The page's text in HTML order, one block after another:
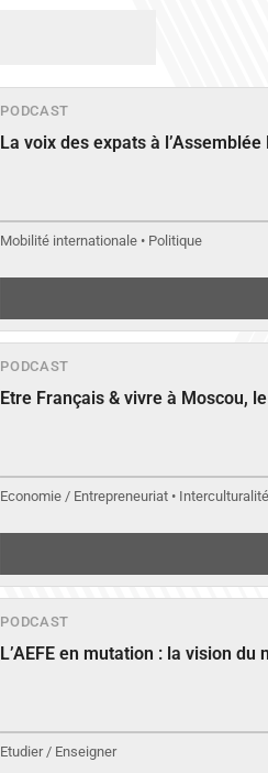
PODCAST
La voix des expats à
Mobilité internationale • Politique
PODCAST
Etre Français & vivre à Moscou,
Economie / Entrepreneuriat •
PODCAST
L’AEFE en mutation : la vision
Etudier / Enseigner